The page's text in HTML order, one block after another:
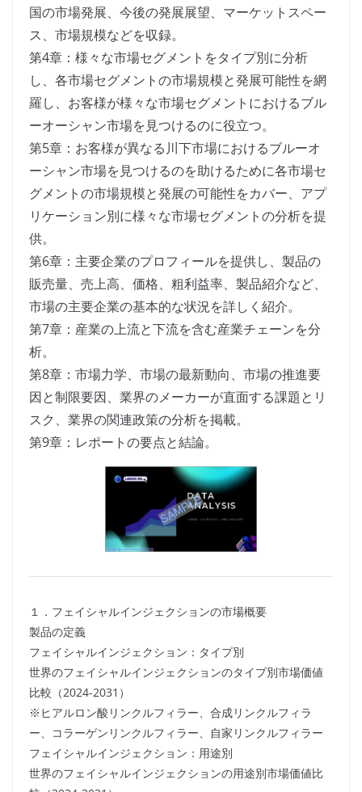
国の市場発展、今後の発展展望、マーケットスペー
ス、市場規模などを収録。
第4章：様々な市場セグメントをタイプ別に分析
し、各市場セグメントの市場規模と発展可能性を網
羅し、お客様が様々な市場セグメントにおけるブル
ーオーシャン市場を見つけるのに役立つ。
第5章：お客様が異なる川下市場におけるブルーオ
ーシャン市場を見つけるのを助けるために各市場セ
グメントの市場規模と発展の可能性をカバー、アプ
リケーション別に様々な市場セグメントの分析を提
供。
第6章：主要企業のプロフィールを提供し、製品の
販売量、売上高、価格、粗利益率、製品紹介など、
市場の主要企業の基本的な状況を詳しく紹介。
第7章：産業の上流と下流を含む産業チェーンを分
析。
第8章：市場力学、市場の最新動向、市場の推進要
因と制限要因、業界のメーカーが直面する課題とリ
スク、業界の関連政策の分析を掲載。
第9章：レポートの要点と結論。
１．フェイシャルインジェクションの市場概要
製品の定義
フェイシャルインジェクション：タイプ別
世界のフェイシャルインジェクションのタイプ別市場価値
比較（2024-2031）
※ヒアルロン酸リンクルフィラー、合成リンクルフィラ
ー、コラーゲンリンクルフィラー、自家リンクルフィラー
フェイシャルインジェクション：用途別
世界のフェイシャルインジェクションの用途別市場価値比